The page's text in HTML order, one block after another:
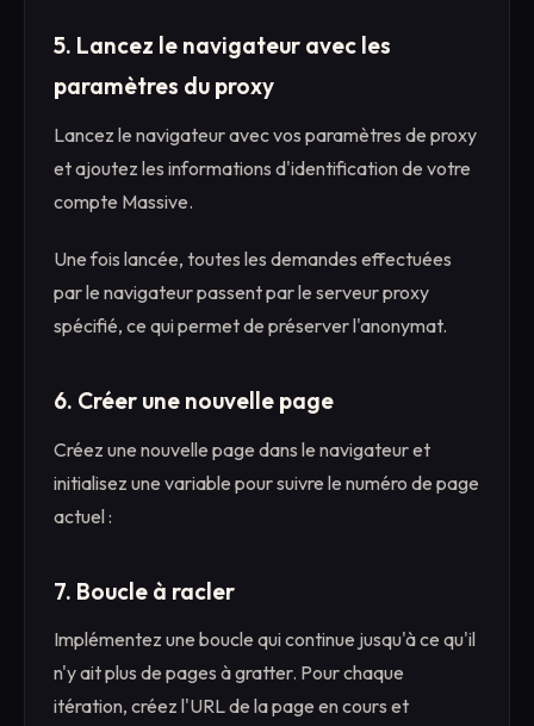
5. Lancez le navigateur avec les
paramètres du proxy
Lancez le navigateur avec vos paramètres de proxy
et ajoutez les informations d'identification de votre
compte Massive.
Une fois lancée, toutes les demandes effectuées
par le navigateur passent par le serveur proxy
spécifié, ce qui permet de préserver l'anonymat.
6. Créer une nouvelle page
Créez une nouvelle page dans le navigateur et
initialisez une variable pour suivre le numéro de page
actuel :
7. Boucle à racler
Implémentez une boucle qui continue jusqu'à ce qu'il
n'y ait plus de pages à gratter. Pour chaque
itération, créez l'URL de la page en cours et